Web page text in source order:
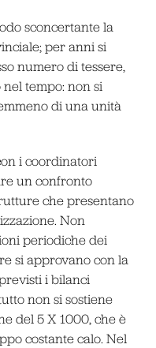
sconcertante la
per anni si
numero di tessere,
tempo: non si
di una unità
i coordinatori
un confronto
che presentano
Non
periodiche dei
si approvano con la
i bilanci
non si sostiene
del 5 X 1000, che è
costante calo. Nel